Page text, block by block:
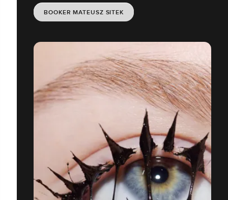
BOOKER MATEUSZ SITEK